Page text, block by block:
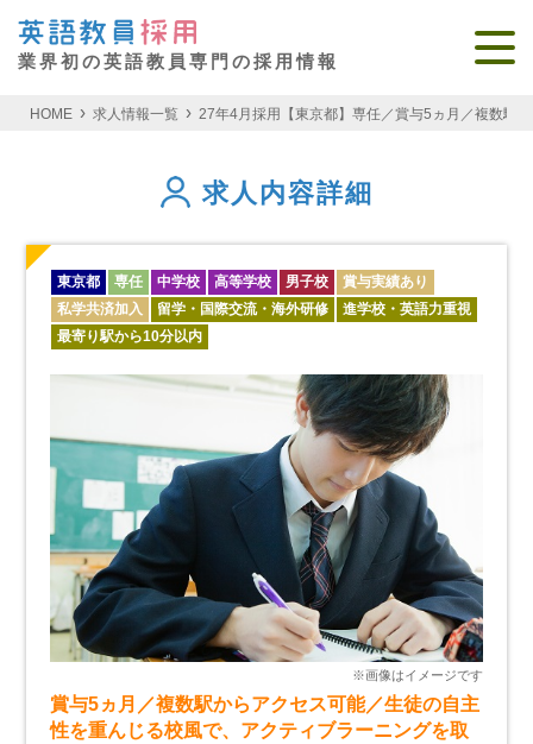
業界初の英語教員専門の採用情報
HOME 求人情報一覧 27年4月採用【東京都】専任／賞与5ヵ月／複数駅
求人内容詳細
東京都 専任 中学校 高等学校 男子校
賞与実績あり
私学共済加入
留学・国際交流・海外研修
進学校・英語力重視
最寄り駅から10分以内
賞与5ヵ月／複数駅からアクセス可能／生徒の自主
性を重んじる校風で、アクティブラーニングを取